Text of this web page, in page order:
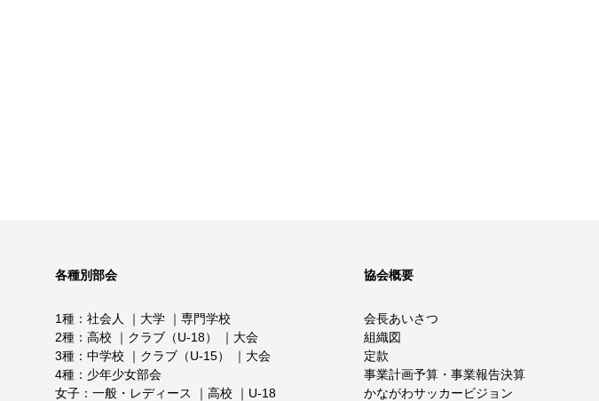
各種別部会
1種 社会人 大学
専門学校
2種
高校 クラブ（U-18）
大会
3種
中学校 クラブ（U-15）
大会
4種
少年少女部会
女子
一般・レディース 高校 U-18
協会概要
会長あいさつ
組織図
定款
事業計画予算・事業報告決算
かながわサッカービジョン